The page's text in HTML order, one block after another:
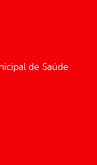
de Saúde